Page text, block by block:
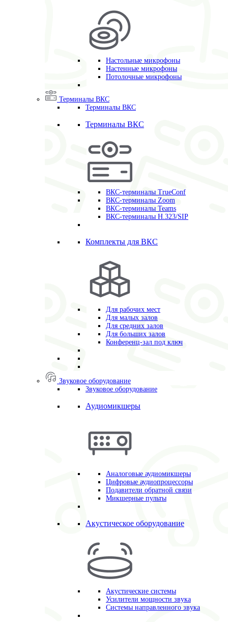
Настольные микрофоны
Настенные микрофоны
Потолочные микрофоны
Терминалы ВКС
Терминалы ВКС
Терминалы ВКС
ВКС-терминалы TrueConf
ВКС-терминалы Zoom
ВКС-терминалы Teams
ВКС-терминалы H.323/SIP
Комплекты для ВКС
Для рабочих мест
Для малых залов
Для средних залов
Для больших залов
Конференц-зал под ключ
Звуковое оборудование
Звуковое оборудование
Аудиомикшеры
Аналоговые аудиомикшеры
Цифровые аудиопроцессоры
Подавители обратной связи
Микшерные пульты
Акустическое оборудование
Акустические системы
Усилители мощности звука
Системы направленного звука